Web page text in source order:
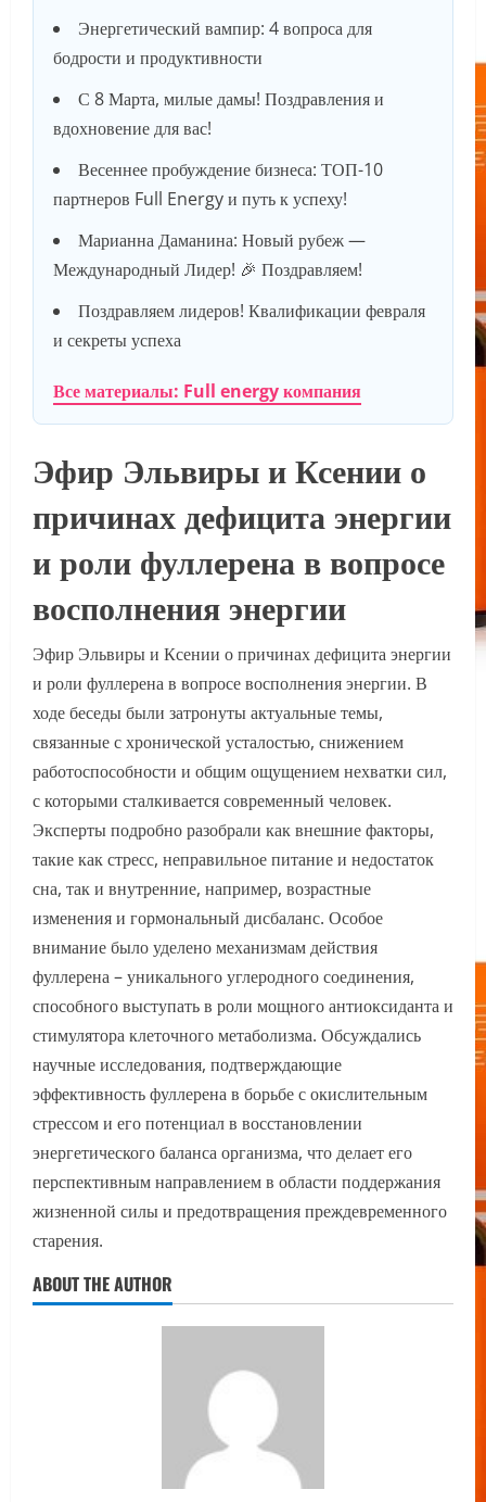
Энергетический вампир: 4 вопроса для
бодрости и продуктивности
С 8 Марта, милые дамы! Поздравления и
вдохновение для вас!
Весеннее пробуждение бизнеса: ТОП-10
партнеров Full Energy и путь к успеху!
Марианна Даманина: Новый рубеж —
Международный Лидер! 🎉 Поздравляем!
Поздравляем лидеров! Квалификации февраля
и секреты успеха
Все материалы: Full energy компания
Эфир Эльвиры и Ксении о
причинах дефицита энергии
и роли фуллерена в вопросе
восполнения энергии
Эфир Эльвиры и Ксении о причинах дефицита энергии
и роли фуллерена в вопросе восполнения энергии. В
ходе беседы были затронуты актуальные темы,
связанные с хронической усталостью, снижением
работоспособности и общим ощущением нехватки сил,
с которыми сталкивается современный человек.
Эксперты подробно разобрали как внешние факторы,
такие как стресс, неправильное питание и недостаток
сна, так и внутренние, например, возрастные
изменения и гормональный дисбаланс. Особое
внимание было уделено механизмам действия
фуллерена – уникального углеродного соединения,
способного выступать в роли мощного антиоксиданта и
стимулятора клеточного метаболизма. Обсуждались
научные исследования, подтверждающие
эффективность фуллерена в борьбе с окислительным
стрессом и его потенциал в восстановлении
энергетического баланса организма, что делает его
перспективным направлением в области поддержания
жизненной силы и предотвращения преждевременного
старения.
ABOUT THE AUTHOR